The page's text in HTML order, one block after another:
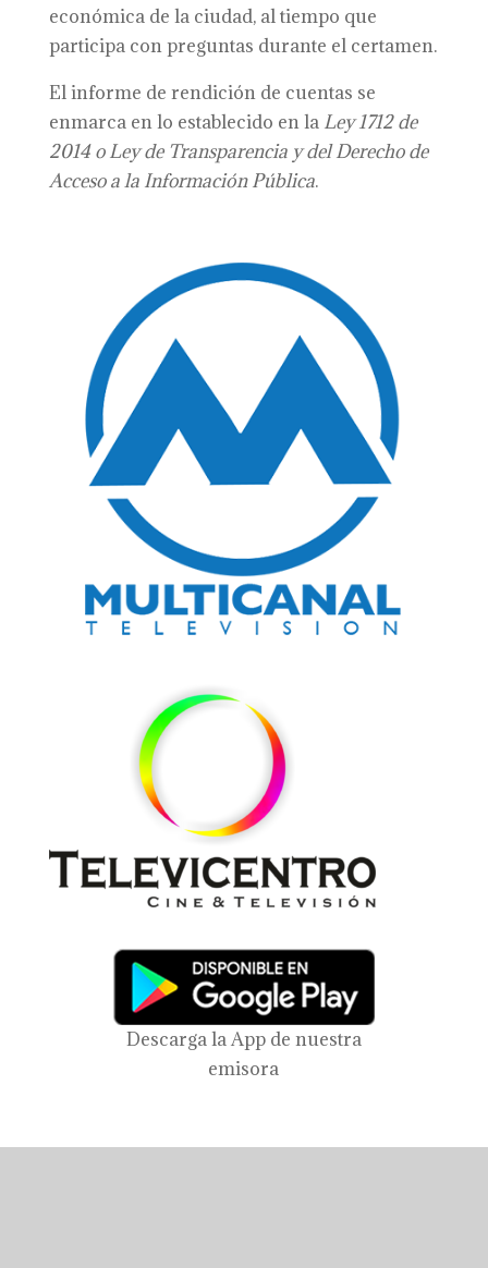
económica de la ciudad, al tiempo que
participa con preguntas durante el certamen.
El informe de rendición de cuentas se
enmarca en lo establecido en la Ley 1712 de
2014 o Ley de Transparencia y del Derecho de
Acceso a la Información Pública.
Descarga la App de nuestra
emisora